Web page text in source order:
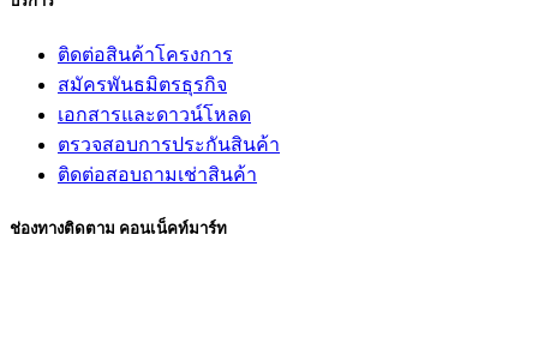
ติดต่อสินค้าโครงการ
สมัครพันธมิตรธุรกิจ
เอกสารและดาวน์โหลด
ตรวจสอบการประกันสินค้า
ติดต่อสอบถามเช่าสินค้า
ช่องทางติดตาม คอนเน็คท์มาร์ท